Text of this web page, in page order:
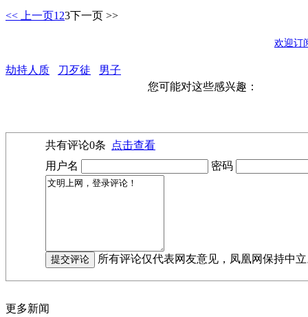
<< 上一页1 23下一页 >>
欢迎订
劫持人质 刀歹徒
男子
您可能对这些感兴趣：
共有评论0条
点击查看
用户名
密码
所有评论仅代表网友意见，凤凰网保持中
更多新闻